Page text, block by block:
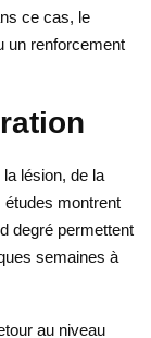
ce cas, le
un renforcement
lésion, de la
études montrent
degré permettent
semaines à
au niveau